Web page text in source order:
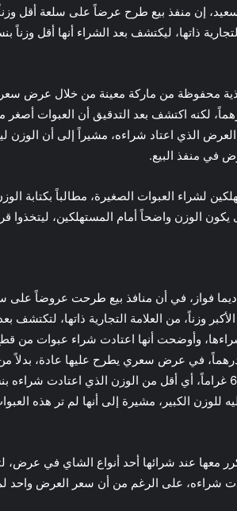
إن منفذ بيع طرح عرضاً على سلعة أقل
من وزن العرض الذي اعتاد شراءه، مشيراً إلى أن
في منفذ البيع.
لشراء العبوات الصغيرة، مطالباً بكتابة
الوزن واضحاً أمام المستهلكين، ليتخذوا
فواز، في أن منافذ بيع طرحت عروضاً على
وأوضحت أنها اعتادت شراء عبوات من قطع
للوزن الكبير، مشيرة إلى أنها لم تر هذه
شراءه، على الرغم من أن سعر العرض واحد